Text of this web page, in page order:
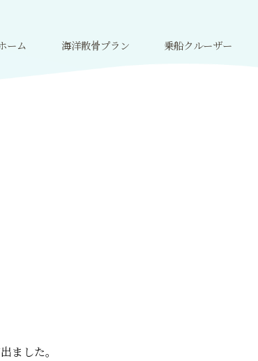
ーム 海洋散骨プラン 乗船クルーザー
ました。